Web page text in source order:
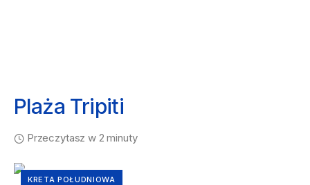
Plaża Tripiti
Przeczytasz w 2 minuty
KRETA POŁUDNIOWA